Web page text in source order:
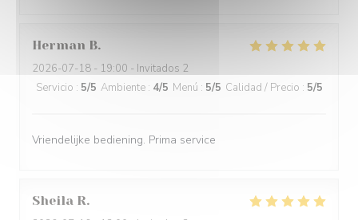
Herman B
2026-07-18 - 19:00 - Invitados 2
Servicio : 5/5 Ambiente : 4/5 Menú : 5/5 Calidad / Precio : 5/5
Vriendelijke bediening. Prima service
Sheila R